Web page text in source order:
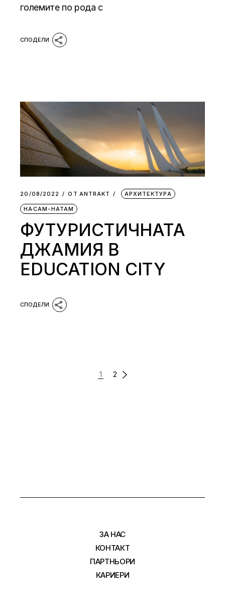
големите по рода с
20/08/2022 ОТ АNTRAKT АРХИТЕКТУРА
НАСАМ-НАТАМ
ФУТУРИСТИЧНАТА
ДЖАМИЯ В
ЕDUCATION CITY
РАЗДЕЛЯНЕ
1 2
ЗА НАС
КОНТАКТ
ПАРТНЬОРИ
КАРИЕРИ